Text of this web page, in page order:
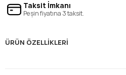
Taksit İmkanı
Peşin fiyatına 3 taksit.
ÜRÜN ÖZELLIKLERI